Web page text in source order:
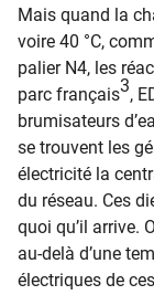
Mais quand la
voire 40 °C,
palier N4, les
parc français3,
brumisateurs
se trouvent les
électricité la
du réseau. Ces
quoi qu’il arrive.
au-delà d’une
électriques de